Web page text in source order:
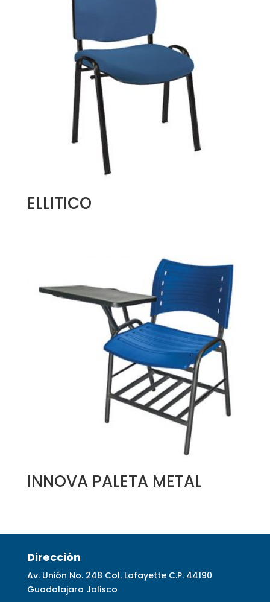
ELLITICO
INNOVA PALETA METAL
Dirección
Av. Unión No. 248 Col. Lafayette C.P. 44190
Guadalajara Jalisco